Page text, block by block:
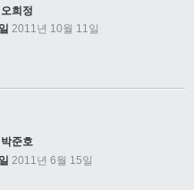
오희정
2011년 10월 11일
박준호
2011년 6월 15일